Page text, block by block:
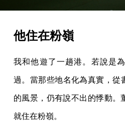
他住在粉嶺
我和他遊了一趟港。若說是
過。當那些地名化為真實，從
的風景，仍有說不出的悸動。
就住在粉嶺。